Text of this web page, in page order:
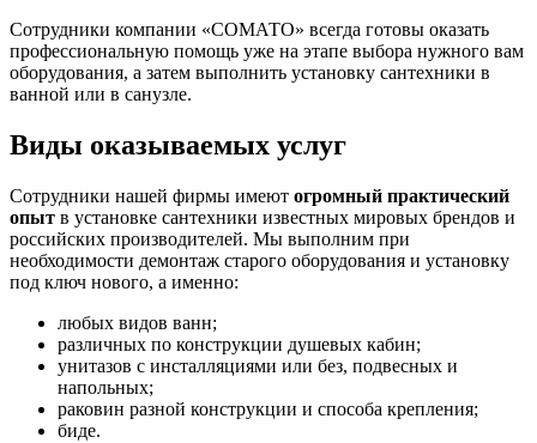
Сотрудники компании «СОМАТО» всегда готовы оказать
профессиональную помощь уже на этапе выбора нужного вам
оборудования, а затем выполнить установку сантехники в
ванной или в санузле.
Виды оказываемых услуг
Сотрудники нашей фирмы имеют огромный практический
опыт в установке сантехники известных мировых брендов и
российских производителей. Мы выполним при
необходимости демонтаж старого оборудования и установку
под ключ нового, а именно:
любых видов ванн;
различных по конструкции душевых кабин;
унитазов с инсталляциями или без, подвесных и
напольных;
раковин разной конструкции и способа крепления;
биде.